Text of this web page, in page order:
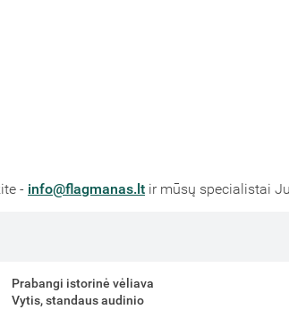
- info@flagmanas.lt ir mūsų specialistai
Prabangi istorinė vėliava
Vytis, standaus audinio